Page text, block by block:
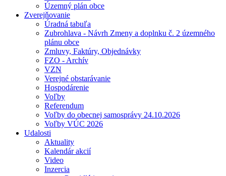
Územný plán obce
Zverejňovanie
Úradná tabuľa
Zubrohlava - Návrh Zmeny a doplnku č. 2 územného
plánu obce
Zmluvy, Faktúry, Objednávky
FZO - Archív
VZN
Verejné obstarávanie
Hospodárenie
Voľby
Referendum
Voľby do obecnej samosprávy 24.10.2026
Voľby VÚC 2026
Udalosti
Aktuality
Kalendár akcií
Video
Inzercia